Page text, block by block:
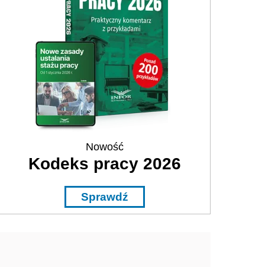
Nowość
Kodeks pracy 2026
Sprawdź